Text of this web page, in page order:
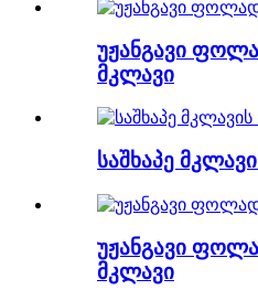
უჟანგავი
მკლავი
საშხაპე
უჟანგავი
მკლავი